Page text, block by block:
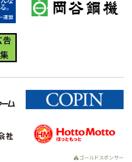
ゴールドスポンサー